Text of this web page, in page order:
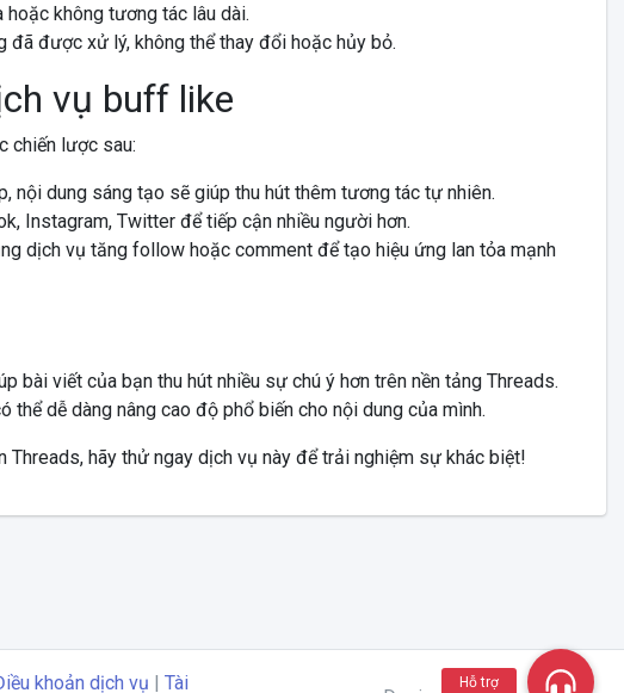
không tương tác lâu dài.
đã được xử lý, không thể thay đổi hoặc hủy bỏ.
vụ buff like
chiến lược sau:
nội dung sáng tạo sẽ giúp thu hút thêm tương tác tự nhiên.
Instagram, Twitter để tiếp cận nhiều người hơn.
dịch vụ tăng follow hoặc comment để tạo hiệu ứng lan tỏa mạnh
bài viết của bạn thu hút nhiều sự chú ý hơn trên nền tảng Threads.
dễ dàng nâng cao độ phổ biến cho nội dung của mình.
hãy thử ngay dịch vụ này để trải nghiệm sự khác biệt!
khoản dịch vụ | Tài Hỗ trợ